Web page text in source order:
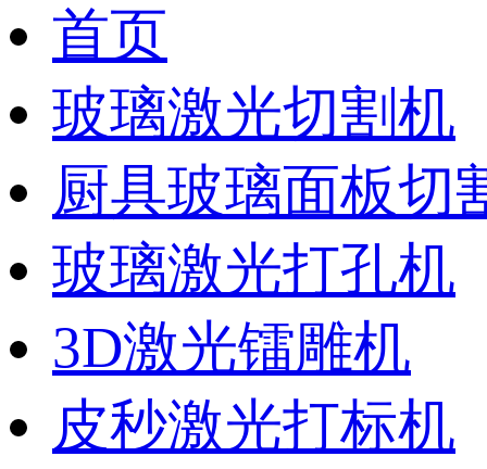
首页
玻璃激光切割机
厨具玻璃面板切
玻璃激光打孔机
3D激光镭雕机
皮秒激光打标机